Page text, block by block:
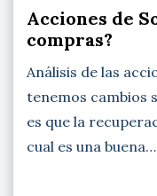
Acciones de
compras?
Análisis de las
tenemos cambios
es que la
cual es una buena…